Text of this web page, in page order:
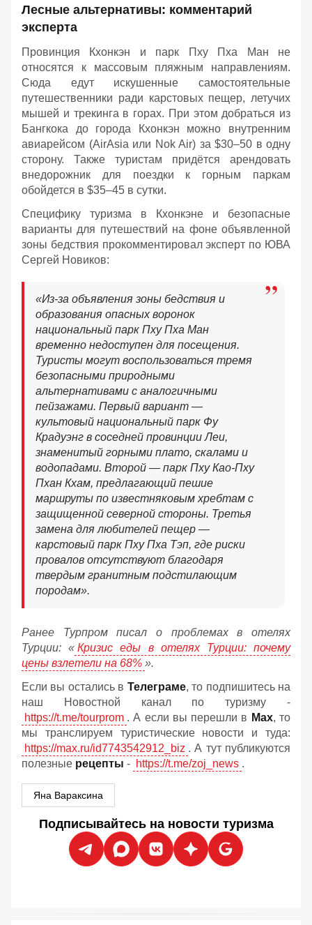
Лесные альтернативы: комментарий
эксперта
Провинция Кхонкэн и парк Пху Пха Ман не
относятся к массовым пляжным направлениям.
Сюда едут искушенные самостоятельные
путешественники ради карстовых пещер, летучих
мышей и трекинга в горах. При этом добраться из
Бангкока до города Кхонкэн можно внутренним
авиарейсом (AirAsia или Nok Air) за $30–50 в одну
сторону. Также туристам придётся арендовать
внедорожник для поездки к горным паркам
обойдется в $35–45 в сутки.
Специфику туризма в Кхонкэне и безопасные
варианты для путешествий на фоне объявленной
зоны бедствия прокомментировал эксперт по ЮВА
Сергей Новиков:
«Из-за объявления зоны бедствия и
образования опасных воронок
национальный парк Пху Пха Ман
временно недоступен для посещения.
Туристы могут воспользоваться тремя
безопасными природными
альтернативами с аналогичными
пейзажами. Первый вариант —
культовый национальный парк Фу
Крадуэнг в соседней провинции Леи,
знаменитый горными плато, скалами и
водопадами. Второй — парк Пху Као-Пху
Пхан Кхам, предлагающий пешие
маршруты по известняковым хребтам с
защищенной северной стороны. Третья
замена для любителей пещер —
карстовый парк Пху Пха Тэп, где риски
провалов отсутствуют благодаря
твердым гранитным подстилающим
породам».
Ранее Турпром писал о проблемах в отелях
Турции: « Кризис еды в отелях Турции: почему
цены взлетели на 68% ».
Если вы остались в Телеграме, то подпишитесь на
наш Новостной канал по туризму -
https://t.me/tourprom . А если вы перешли в Мах, то
мы транслируем туристические новости и туда:
https://max.ru/id7743542912_biz . А тут публикуются
полезные рецепты - https://t.me/zoj_news .
Яна Вараксина
Подписывайтесь на новости туризма